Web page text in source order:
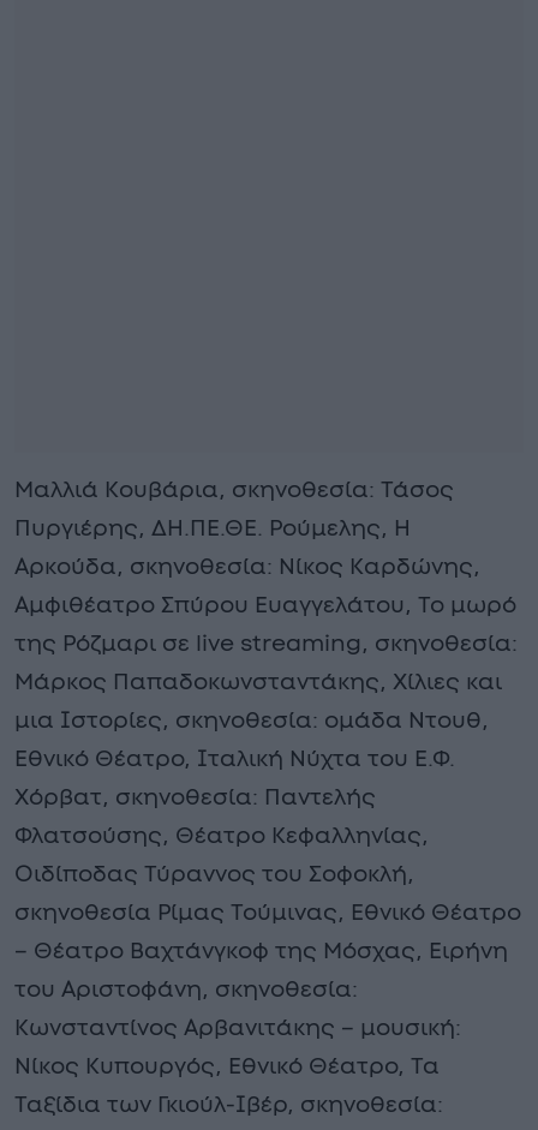
Μαλλιά Κουβάρια, σκηνοθεσία: Τάσος
Πυργιέρης, ΔΗ.ΠΕ.ΘΕ. Ρούμελης, Η
Αρκούδα, σκηνοθεσία: Νίκος Καρδώνης,
Αμφιθέατρο Σπύρου Ευαγγελάτου, Το μωρό
της Ρόζμαρι σε live streaming, σκηνοθεσία:
Μάρκος Παπαδοκωνσταντάκης, Χίλιες και
μια Ιστορίες, σκηνοθεσία: ομάδα Ντουθ,
Εθνικό Θέατρο, Ιταλική Νύχτα του Ε.Φ.
Χόρβατ, σκηνοθεσία: Παντελής
Φλατσούσης, Θέατρο Κεφαλληνίας,
Οιδίποδας Τύραννος του Σοφοκλή,
σκηνοθεσία Ρίμας Τούμινας, Εθνικό Θέατρο
– Θέατρο Βαχτάνγκοφ της Μόσχας, Ειρήνη
του Αριστοφάνη, σκηνοθεσία:
Κωνσταντίνος Αρβανιτάκης – μουσική:
Νίκος Κυπουργός, Εθνικό Θέατρο, Τα
Ταξίδια των Γκιούλ-Ιβέρ, σκηνοθεσία: